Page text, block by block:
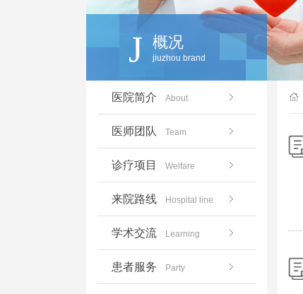
J 概况
jiuzhou brand
医院简介 About
医师团队 Team
诊疗项目 Welfare
来院路线 Hospital line
学术交流 Learning
患者服务 Party